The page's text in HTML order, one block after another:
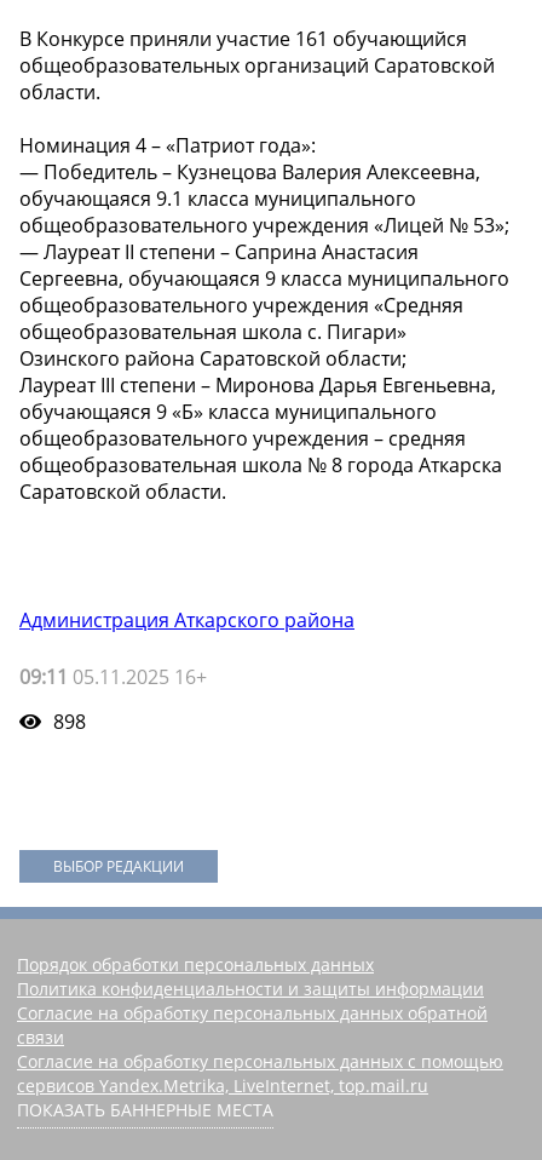
В Конкурсе приняли участие 161 обучающийся
общеобразовательных организаций Саратовской
области.
Номинация 4 – «Патриот года»:
— Победитель – Кузнецова Валерия Алексеевна,
обучающаяся 9.1 класса муниципального
общеобразовательного учреждения «Лицей № 53»;
— Лауреат II степени – Саприна Анастасия
Сергеевна, обучающаяся 9 класса муниципального
общеобразовательного учреждения «Средняя
общеобразовательная школа с. Пигари»
Озинского района Саратовской области;
️Лауреат III степени – Миронова Дарья Евгеньевна,
обучающаяся 9 «Б» класса муниципального
общеобразовательного учреждения – средняя
общеобразовательная школа № 8 города Аткарска
Саратовской области.
Администрация Аткарского района
09:11 05.11.2025 16+
898
ВЫБОР РЕДАКЦИИ
Порядок обработки персональных данных
Политика конфиденциальности и защиты информации
Согласие на обработку персональных данных обратной
связи
Согласие на обработку персональных данных с помощью
сервисов Yandex.Metrika, LiveInternet, top.mail.ru
ПОКАЗАТЬ БАННЕРНЫЕ МЕСТА